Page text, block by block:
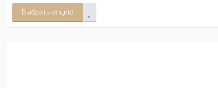
Выбрать опцию